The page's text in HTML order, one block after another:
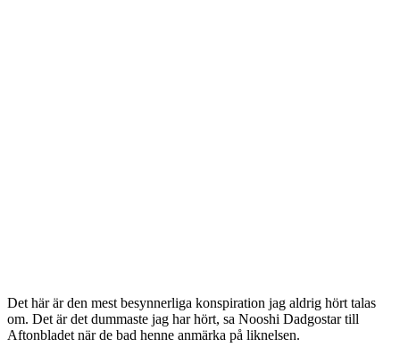
Det här är den mest besynnerliga konspiration jag aldrig hört talas
om. Det är det dummaste jag har hört, sa Nooshi Dadgostar till
Aftonbladet när de bad henne anmärka på liknelsen.